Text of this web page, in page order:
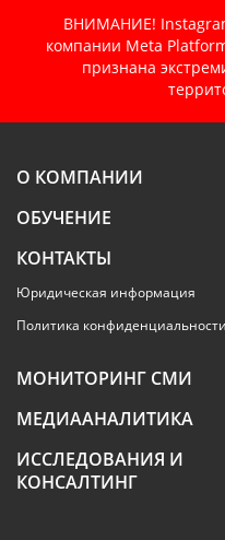
ВНИМАНИЕ!
компании Meta
признана
О КОМПАНИИ
ОБУЧЕНИЕ
КОНТАКТЫ
Юридическая информация
Политика конфиденциальности
МОНИТОРИНГ СМИ
МЕДИААНАЛИТИКА
ИССЛЕДОВАНИЯ И
КОНСАЛТИНГ